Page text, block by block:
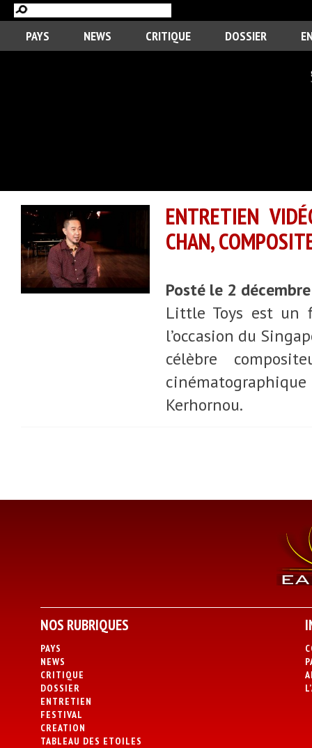
PAYS NEWS CRITIQUE DOSSIER
ENTRETIEN
CHAN,
Posté le 2
Little Toys est un
l’occasion du
célèbre
Kerhornou.
NOS RUBRIQUES
PAYS
NEWS
CRITIQUE
DOSSIER
ENTRETIEN
FESTIVAL
CREATION
TABLEAU DES ETOILES